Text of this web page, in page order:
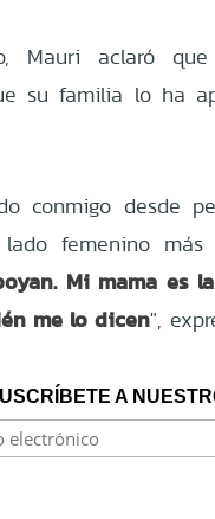
Mauri aclaró
su familia lo ha
conmigo desde
femenino más
Mi mama es
me lo dicen",
A